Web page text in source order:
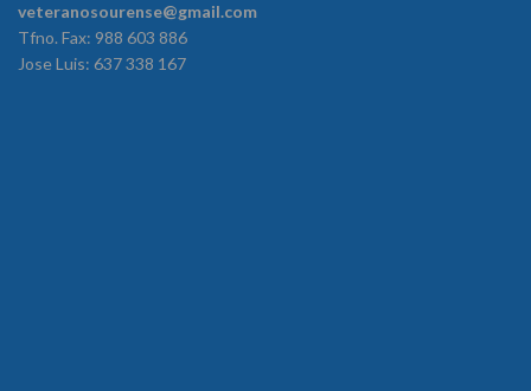
veteranosourense@gmail.com
Tfno. Fax: 988 603 886
Jose Luis: 637 338 167